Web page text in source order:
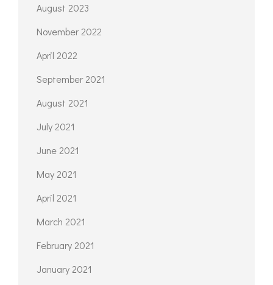
August 2023
November 2022
April 2022
September 2021
August 2021
July 2021
June 2021
May 2021
April 2021
March 2021
February 2021
January 2021